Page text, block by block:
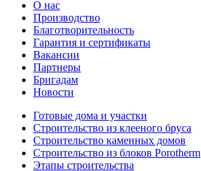
О нас
Производство
Благотворительность
Гарантия и сертификаты
Вакансии
Партнеры
Бригадам
Новости
Готовые дома и участки
Строительство из клееного бруса
Строительство каменных домов
Строительство из блоков Porotherm
Этапы строительства